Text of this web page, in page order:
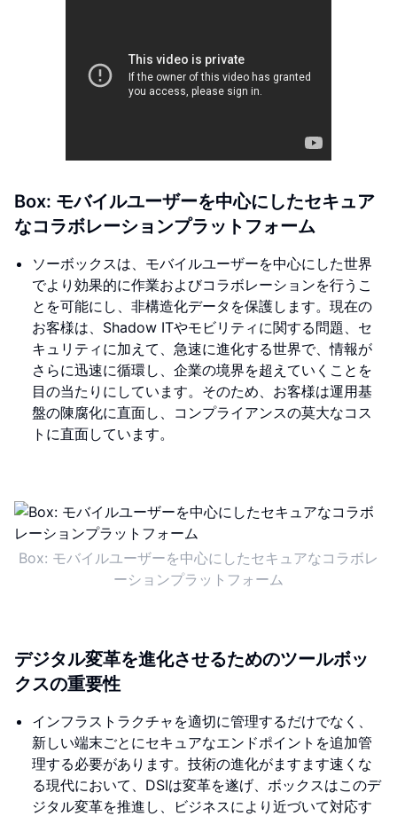
Box: モバイルユーザーを中心にしたセキュア
なコラボレーションプラットフォーム
ソーボックスは、モバイルユーザーを中心にした世界
でより効果的に作業およびコラボレーションを行うこ
とを可能にし、非構造化データを保護します。現在の
お客様は、Shadow ITやモビリティに関する問題、セ
キュリティに加えて、急速に進化する世界で、情報が
さらに迅速に循環し、企業の境界を超えていくことを
目の当たりにしています。そのため、お客様は運用基
盤の陳腐化に直面し、コンプライアンスの莫大なコス
トに直面しています。
Box: モバイルユーザーを中心にしたセキュアなコラボレ
ーションプラットフォーム
デジタル変革を進化させるためのツールボッ
クスの重要性
インフラストラクチャを適切に管理するだけでなく、
新しい端末ごとにセキュアなエンドポイントを追加管
理する必要があります。技術の進化がますます速くな
る現代において、DSIは変革を遂げ、ボックスはこのデ
ジタル変革を推進し、ビジネスにより近づいて対応す